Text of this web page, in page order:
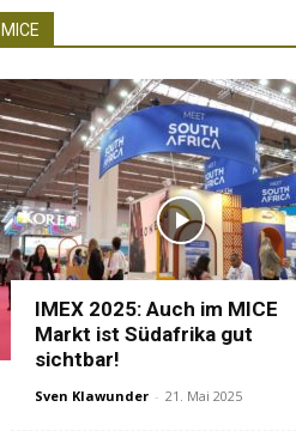
MICE
IMEX 2025: Auch im MICE
Markt ist Südafrika gut
sichtbar!
Sven Klawunder - 21. Mai 2025